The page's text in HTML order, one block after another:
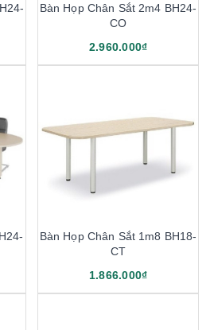
Bàn Họp Chân Sắt 2m4 BH24-
CO
2.960.000₫
Bàn Họp Chân Sắt 1m8 BH18-
CT
1.866.000₫